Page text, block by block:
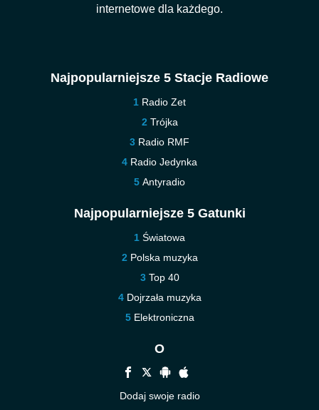
internetowe dla każdego.
Najpopularniejsze 5 Stacje Radiowe
Radio Zet
Trójka
Radio RMF
Radio Jedynka
Antyradio
Najpopularniejsze 5 Gatunki
Światowa
Polska muzyka
Top 40
Dojrzała muzyka
Elektroniczna
O
Dodaj swoje radio